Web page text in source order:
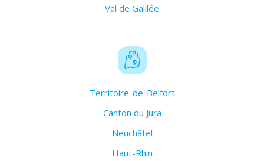
Val de Galilée
Territoire-de-Belfort
Canton du Jura
Neuchâtel
Haut-Rhin